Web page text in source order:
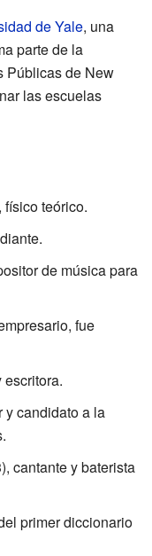
de Yale, una
parte de la
Públicas de New
las escuelas
físico teórico.
de música para
fue
y candidato a la
cantante y baterista
primer diccionario